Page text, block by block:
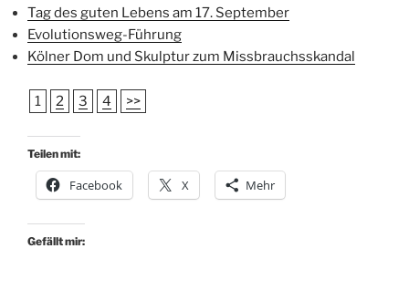
Tag des guten Lebens am 17. September
Evolutionsweg-Führung
Kölner Dom und Skulptur zum Missbrauchsskandal
1 2 3 4 >>
Teilen mit:
Facebook X Mehr
Gefällt mir: